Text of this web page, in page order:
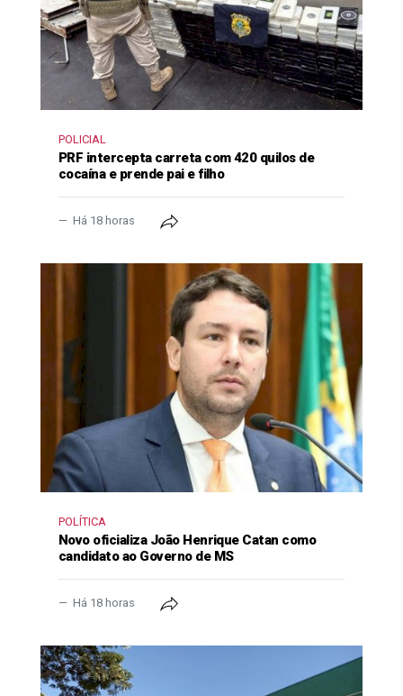
POLICIAL
PRF intercepta carreta com 420 quilos de
cocaína e prende pai e filho
Há 18 horas
POLÍTICA
Novo oficializa João Henrique Catan como
candidato ao Governo de MS
Há 18 horas